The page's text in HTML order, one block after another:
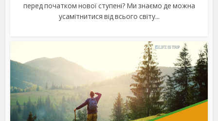
перед початком нової ступені? Ми знаємо де можна
усамітнитися від всього світу...